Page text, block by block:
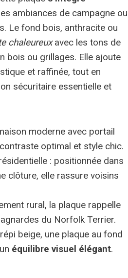
ambiances de campagne ou
Le fond bois, anthracite ou
chaleureuxavec les tons de
bois ou grillages. Elle ajoute
et raffinée, tout en
sécuritaire essentielle et
moderne avec portail
optimal et style chic.
: positionnée dans
clôture, elle rassure voisins
rural, la plaque rappelle
du Norfolk Terrier.
beige, une plaque au fond
équilibre visuel élégant.